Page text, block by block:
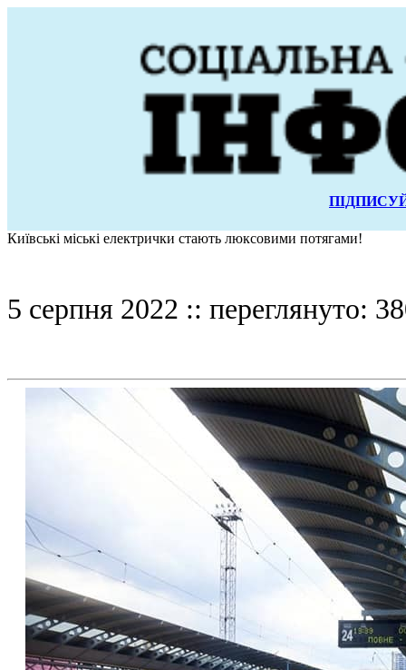
Київські міські електрички стають люксовими потягами!
5 серпня 2022 :: переглянуто: